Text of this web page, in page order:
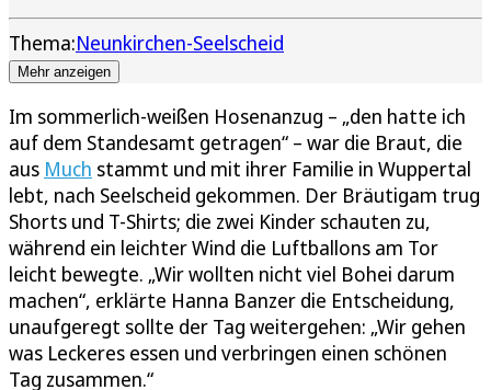
Thema:Neunkirchen-Seelscheid
Mehr anzeigen
Im sommerlich-weißen Hosenanzug – „den hatte ich
auf dem Standesamt getragen“ – war die Braut, die
aus Much stammt und mit ihrer Familie in Wuppertal
lebt, nach Seelscheid gekommen. Der Bräutigam trug
Shorts und T-Shirts; die zwei Kinder schauten zu,
während ein leichter Wind die Luftballons am Tor
leicht bewegte. „Wir wollten nicht viel Bohei darum
machen“, erklärte Hanna Banzer die Entscheidung,
unaufgeregt sollte der Tag weitergehen: „Wir gehen
was Leckeres essen und verbringen einen schönen
Tag zusammen.“